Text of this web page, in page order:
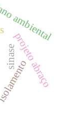
isolamento
projeto abraço
sinase
ambiental